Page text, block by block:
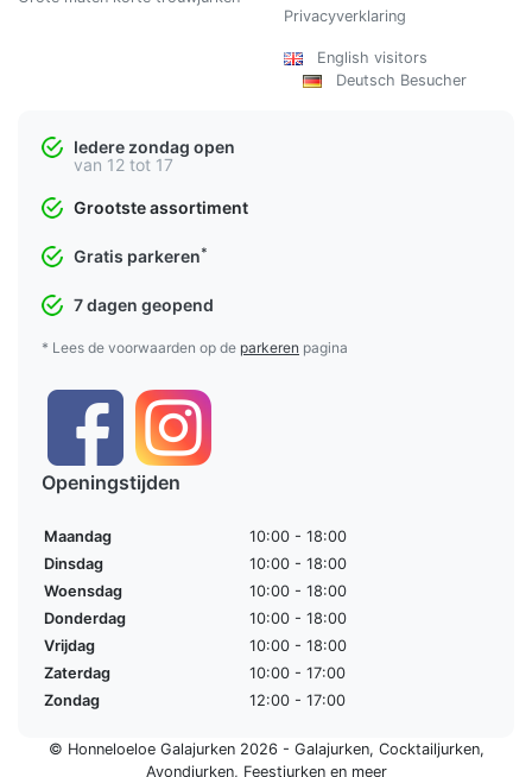
Privacyverklaring
English visitors
Deutsch Besucher
Iedere zondag open
van 12 tot 17
Grootste assortiment
Gratis parkeren*
7 dagen geopend
* Lees de voorwaarden op de parkeren pagina
Openingstijden
Maandag
10:00 - 18:00
Dinsdag
10:00 - 18:00
Woensdag
10:00 - 18:00
Donderdag
10:00 - 18:00
Vrijdag
10:00 - 18:00
Zaterdag
10:00 - 17:00
Zondag
12:00 - 17:00
© Honneloeloe Galajurken 2026 - Galajurken, Cocktailjurken,
Avondjurken, Feestjurkenen meer